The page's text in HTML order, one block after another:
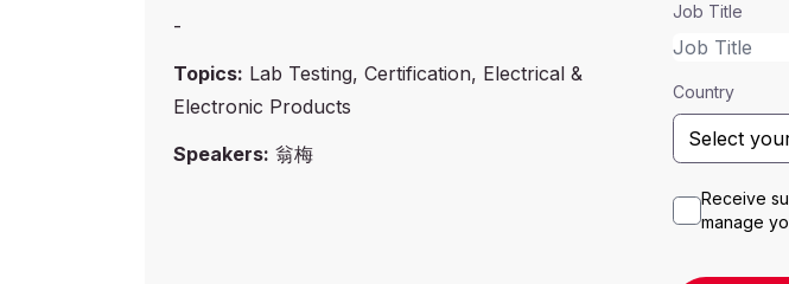
-
Topics: Lab Testing, Certification, Electrical &
Electronic Products
Speakers: 翁梅
Job Title
Country
Receive
manage